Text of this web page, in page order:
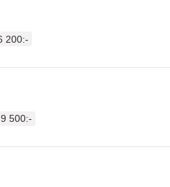
200:-
9 500:-